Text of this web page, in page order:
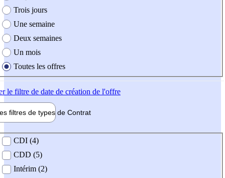
Trois jours
Une semaine
Deux semaines
Un mois
Toutes les offres
le filtre de date de création de l'offre
filtres de types de Contrat
contrat
CDI (4)
CDD (5)
Intérim (2)